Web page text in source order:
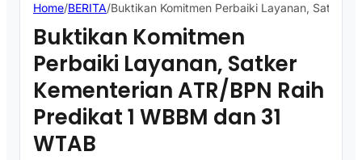
Home/BERITA/Buktikan Komitmen Perbaiki Layanan, Satker
Buktikan Komitmen
Perbaiki Layanan, Satker
Kementerian ATR/BPN Raih
Predikat 1 WBBM dan 31
WTAB